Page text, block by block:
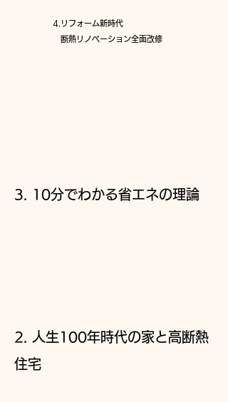
4.リフォーム新時代
断熱リノベーション全面改修
3. 10分でわかる省エネの理論
2. 人生100年時代の家と高断熱
住宅